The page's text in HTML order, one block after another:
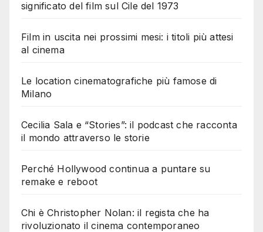
significato del film sul Cile del 1973
Film in uscita nei prossimi mesi: i titoli più attesi
al cinema
Le location cinematografiche più famose di
Milano
Cecilia Sala e “Stories”: il podcast che racconta
il mondo attraverso le storie
Perché Hollywood continua a puntare su
remake e reboot
Chi è Christopher Nolan: il regista che ha
rivoluzionato il cinema contemporaneo